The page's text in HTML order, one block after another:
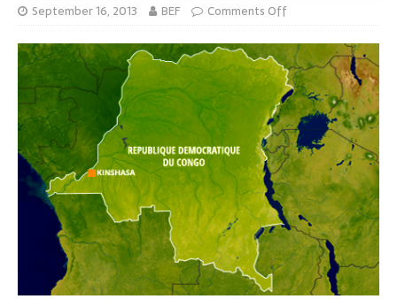
September 16, 2013 BEF Comments Off